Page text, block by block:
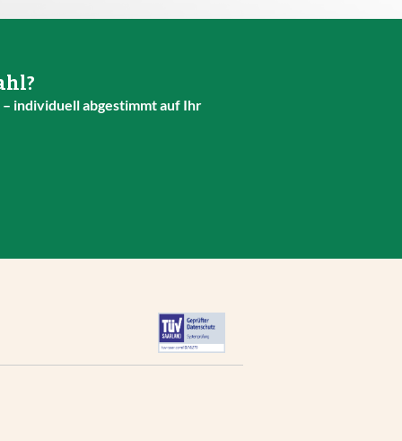
individuell abgestimmt auf Ihr